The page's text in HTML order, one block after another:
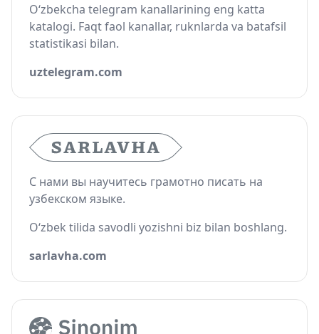
O‘zbekcha telegram kanallarining eng katta
katalogi. Faqt faol kanallar, ruknlarda va batafsil
statistikasi bilan.
uztelegram.com
С нами вы научитесь грамотно писать на
узбекском языке.
O‘zbek tilida savodli yozishni biz bilan boshlang.
sarlavha.com